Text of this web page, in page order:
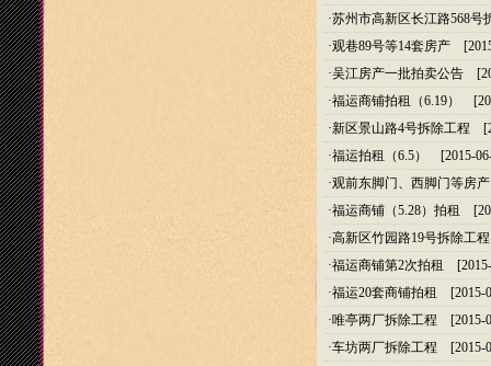
·苏州市高新区长江路568号
·观巷89号等14套房产
·吴江房产一批拍卖公告
·福运商铺拍租（6.19）
·新区景山路4号拆除工程
·福运拍租（6.5）
[2015-
·观前东脚门、西脚门等房产
·福运商铺（5.28）拍租
·高新区竹园路19号拆除工程
·福运商铺第2次拍租
·福运20套商铺拍租
[2015-
·唯亭两厂拆除工程 [2015-
·车坊两厂拆除工程 [2015-